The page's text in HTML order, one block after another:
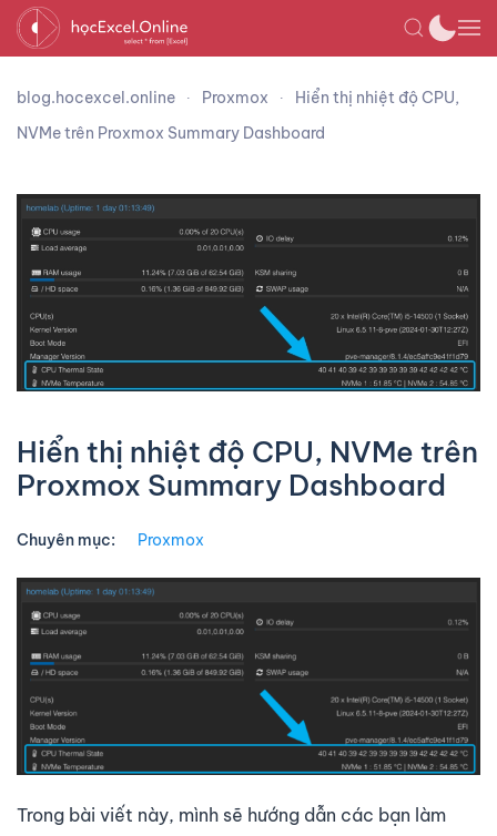
blog.hocexcel.online Proxmox
Hiển thị nhiệt độ CPU,
NVMe trên Proxmox Summary Dashboard
Hiển thị nhiệt độ CPU, NVMe trên
Proxmox Summary Dashboard
Chuyên mục: Proxmox
Trong bài viết này, mình sẽ hướng dẫn các bạn làm